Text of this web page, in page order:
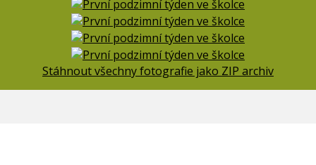
Stáhnout všechny fotografie jako ZIP archiv